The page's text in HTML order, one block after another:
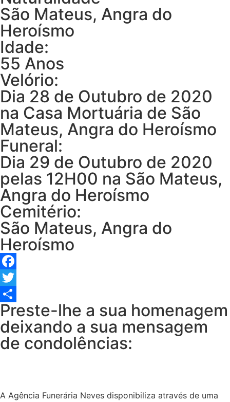
São Mateus, Angra do
Heroísmo
Idade:
55 Anos
Velório:
Dia 28 de Outubro de 2020
na Casa Mortuária de São
Mateus, Angra do Heroísmo
Funeral:
Dia 29 de Outubro de 2020
pelas 12H00 na São Mateus,
Angra do Heroísmo
Cemitério:
São Mateus, Angra do
Heroísmo
Facebook
Twitter
Share
Preste-lhe a sua homenagem
deixando a sua mensagem
de condolências:
A Agência Funerária Neves disponibiliza através de uma